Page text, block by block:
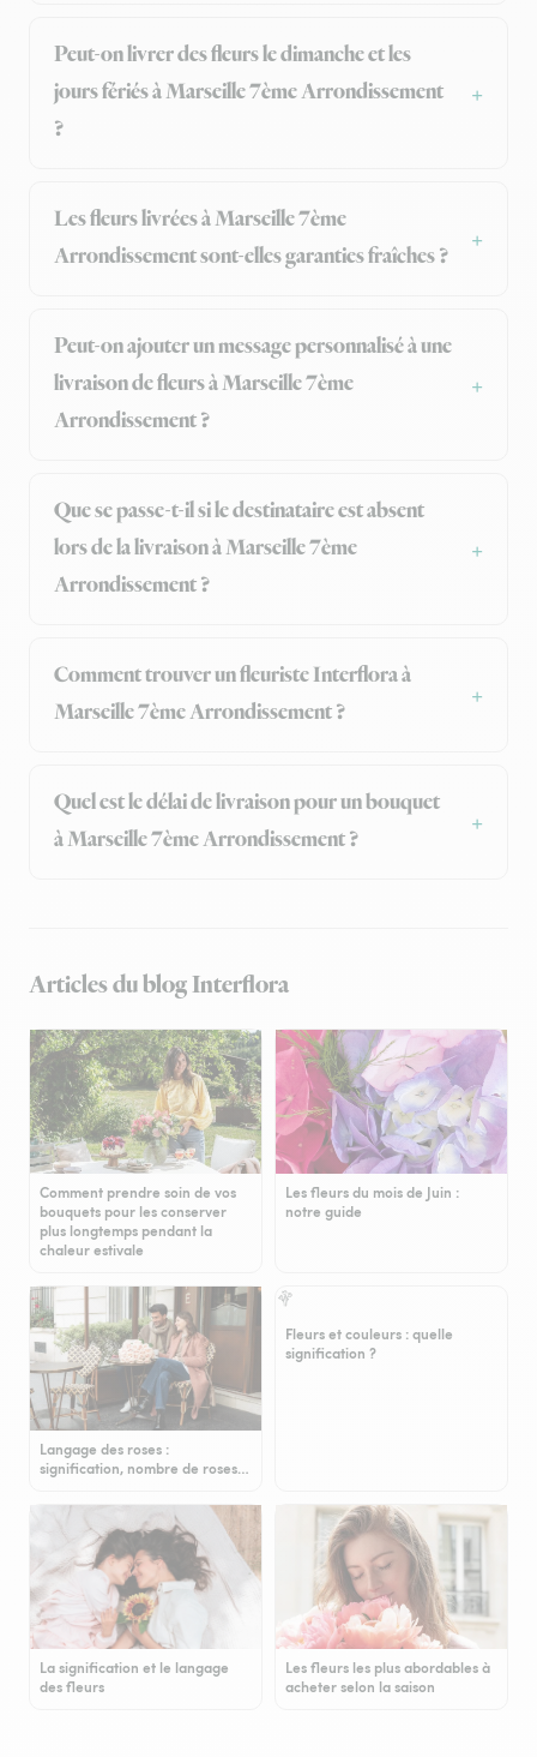
Peut-on livrer des fleurs le dimanche et les
jours fériés à Marseille 7ème Arrondissement
?
Les fleurs livrées à Marseille 7ème
Arrondissement sont-elles garanties fraîches ?
Peut-on ajouter un message personnalisé à une
livraison de fleurs à Marseille 7ème
Arrondissement ?
Que se passe-t-il si le destinataire est absent
lors de la livraison à Marseille 7ème
Arrondissement ?
Comment trouver un fleuriste Interflora à
Marseille 7ème Arrondissement ?
Quel est le délai de livraison pour un bouquet
à Marseille 7ème Arrondissement ?
Articles du blog Interflora
Comment prendre soin de vos
bouquets pour les conserver
plus longtemps pendant la
chaleur estivale
Les fleurs du mois de Juin :
notre guide
Langage des roses :
signification, nombre de roses…
Fleurs et couleurs : quelle
signification ?
La signification et le langage
des fleurs
Les fleurs les plus abordables à
acheter selon la saison